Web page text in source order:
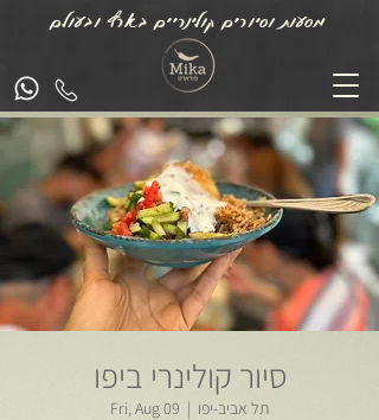
מסעות וסיורים קולינריים בארץ ובעולם
סיור קולינרי ביפו
Fri, Aug 09
  |
תל אביב-יפו